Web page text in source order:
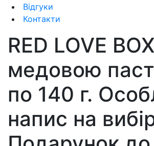
Відгуки
Контакти
RED LOVE
медовою
по 140 г.
напис на